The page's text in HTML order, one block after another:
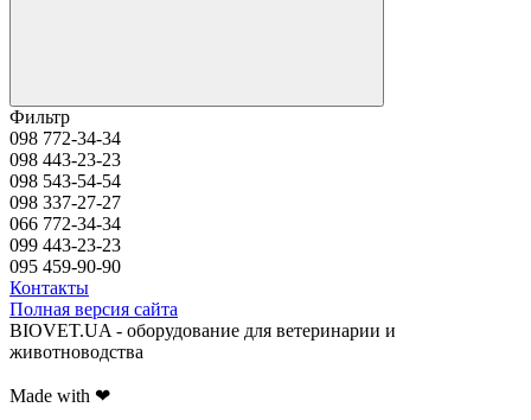
Фильтр
098 772-34-34
098 443-23-23
098 543-54-54
098 337-27-27
066 772-34-34
099 443-23-23
095 459-90-90
Контакты
Полная версия сайта
BIOVET.UA - оборудование для ветеринарии и
животноводства
Made with ❤